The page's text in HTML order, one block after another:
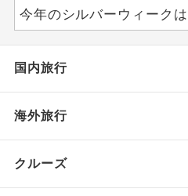
今年のシルバーウィークは
国内旅行
海外旅行
クルーズ